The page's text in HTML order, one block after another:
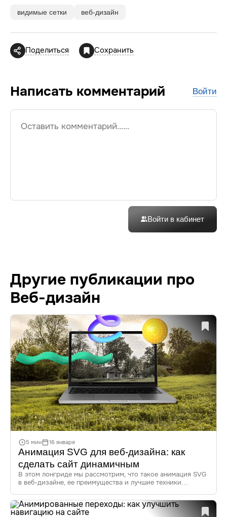
видимые сетки веб-дизайн
Поделиться Сохранить
Написать комментарий Войти
Войти в кабинет
Другие публикации про
Веб-дизайн
Анимация SVG для веб-дизайна: как
сделать сайт динамичным
В этом лонгриде мы рассмотрим, что такое анимация SVG
в веб-дизайне, ее преимущества и лучшие техники
инструменты использовать и как оптимизировать
анимацию для повышения производительности.
Погрузитесь в мир динамичной графики!
5 мин 16 января